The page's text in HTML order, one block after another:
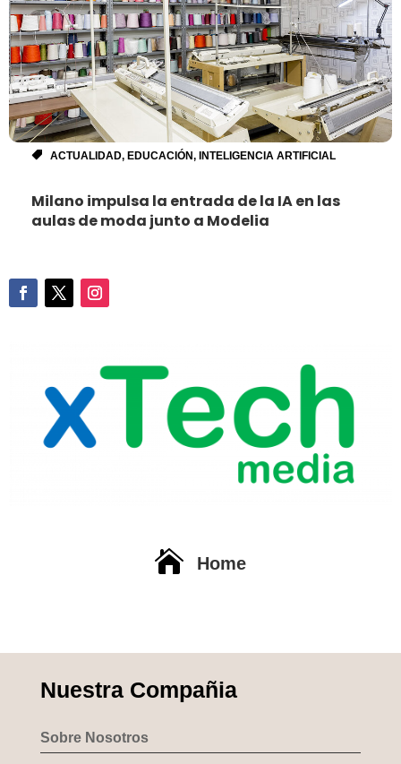
ACTUALIDAD, EDUCACIÓN, INTELIGENCIA ARTIFICIAL
Milano impulsa la entrada de la IA en las
aulas de moda junto a Modelia
 Home
Nuestra Compañia
Sobre Nosotros